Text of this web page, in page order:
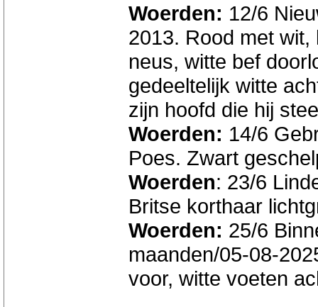
Woerden: 12/6
2013. Rood met
neus, witte bef
gedeeltelijk witte
zijn hoofd die hij
Woerden: 14/6
Poes. Zwart
Woerden: 23/6
Britse korthaar
Woerden: 25/6
maanden/05-08-
voor, witte voeten